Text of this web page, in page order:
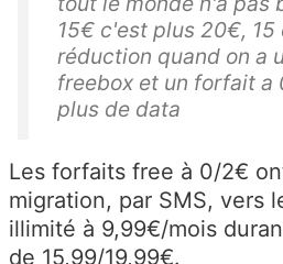
15€ c'est plus 20€,
réduction quand on a
freebox et un forfait a
plus de data
Les forfaits free à 0/2€
migration, par SMS, vers
illimité à 9,99€/mois
de 15,99/19,99€.